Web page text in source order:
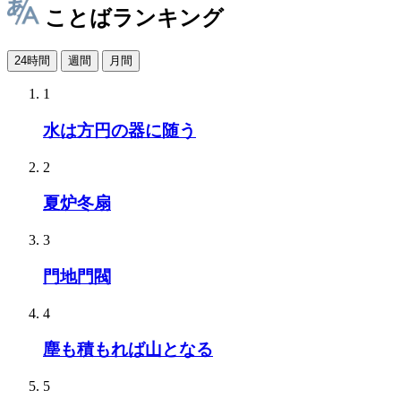
ことばランキング
24時間 週間 月間
1
水は方円の器に随う
2
夏炉冬扇
3
門地門閥
4
塵も積もれば山となる
5